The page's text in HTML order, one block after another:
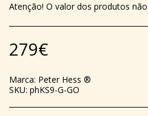
Atenção! O valor dos produtos
279€
Marca: Peter Hess ®
SKU: phKS9-G-GO